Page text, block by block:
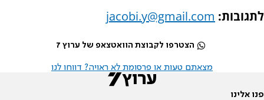
לתגובות: jacobi.y@gmail.com
הצטרפו לקבוצת הוואטצאפ של ערוץ 7
מצאתם טעות או פרסומת לא ראויה? דווחו לנו
פנו אלינו